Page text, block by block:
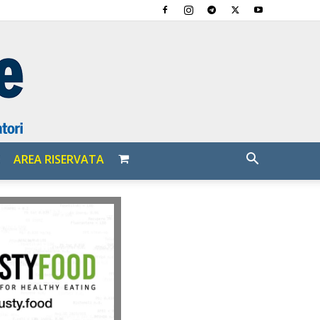
AREA RISERVATA